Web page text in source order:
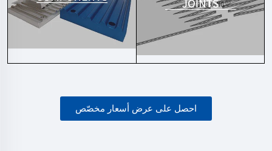
احصل على عرض أسعار مخصّص